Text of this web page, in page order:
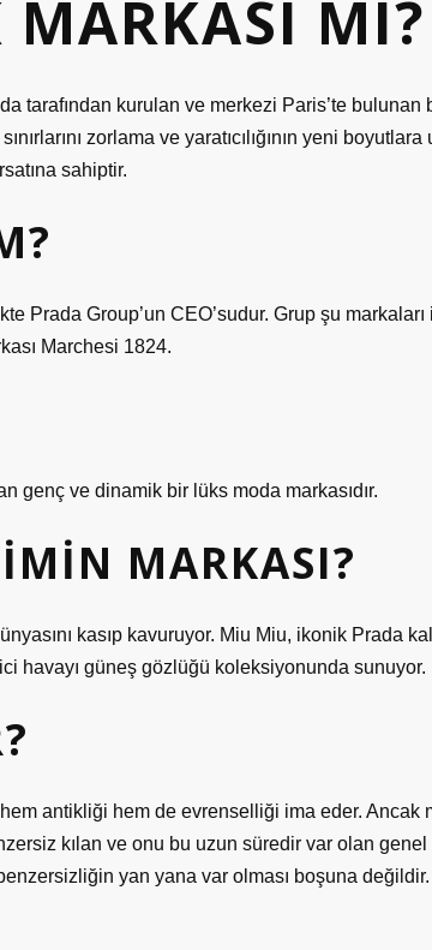
MI?
tarafından kurulan ve merkezi Paris’te bulunan
zorlama ve yaratıcılığının yeni boyutlara
sahiptir.
Prada Group’un CEO’sudur. Grup şu markaları
Marchesi 1824.
genç ve dinamik bir lüks moda markasıdır.
MARKASI?
kasıp kavuruyor. Miu Miu, ikonik Prada
havayı güneş gözlüğü koleksiyonunda sunuyor.
antikliği hem de evrenselliği ima eder. Ancak
kılan ve onu bu uzun süredir var olan
yan yana var olması boşuna